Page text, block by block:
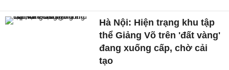
Hà Nội: Hiện trạng khu tập
thể Giảng Võ trên 'đất vàng'
đang xuống cấp, chờ cải
tạo